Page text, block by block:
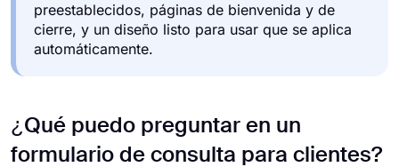
preestablecidos, páginas de bienvenida y de
cierre, y un diseño listo para usar que se aplica
automáticamente.
¿Qué puedo preguntar en un
formulario de consulta para clientes?